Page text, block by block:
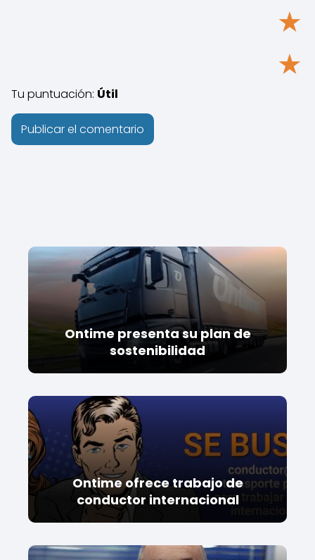
★
★
Tu puntuación: Útil
Ontime presenta su plan de
sostenibilidad
Ontime ofrece trabajo de
conductor internacional